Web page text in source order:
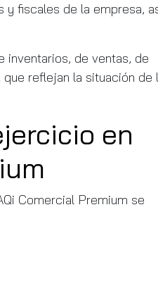
y fiscales de la empresa,
de ventas, de
reflejan la situación de
en
Comercial Premium se